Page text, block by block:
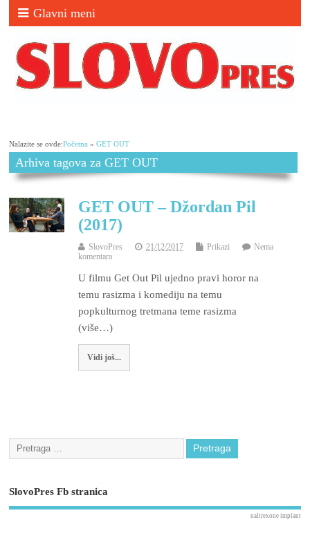
Glavni meni
Nalazite se ovde:Početna »GET OUT
Arhiva tagova za GET OUT
GET OUT – Džordan Pil
(2017)
SlovoPres 21/12/2017 Prikazi
Nema
komentara
U filmu Get Out Pil ujedno pravi horor na
temu rasizma i komediju na temu
popkulturnog tretmana teme rasizma
(više…)
Vidi još...
SlovoPres Fb stranica
naltrexone implant